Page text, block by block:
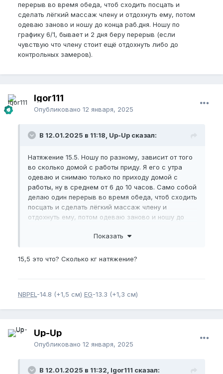
перерыв во время обеда, чтоб сходить посцать и
сделать лёгкий массаж члену и отдохнуть ему, потом
одеваю заново и ношу до конца раб.дня. Ношу по
графику 6/1, бывает и 2 дня беру перерыв (если
чувствую что члену стоит ещё отдохнуть либо до
контрольных замеров).
Igor111
Опубликовано 12 января, 2025
В 12.01.2025 в 11:18, Up-Up сказал:
Натяжение 15.5. Ношу по разному, зависит от того
во сколько домой с работы приду. Я его с утра
одеваю и снимаю только по приходу домой с
работы, ну в среднем от 6 до 10 часов. Само собой
делаю один перерыв во время обеда, чтоб сходить
посцать и сделать лёгкий массаж члену и
отдохнуть ему, потом одеваю заново и ношу до
беру перерыв (если чувствую что члену стоит ещё
Показать
15,5 это что? Сколько кг натяжение?
NBPEL -14.8 (+1,5 см) EG-13.3 (+1,3 см)
Up-Up
Опубликовано 12 января, 2025
В 12.01.2025 в 11:32, Igor111 сказал: